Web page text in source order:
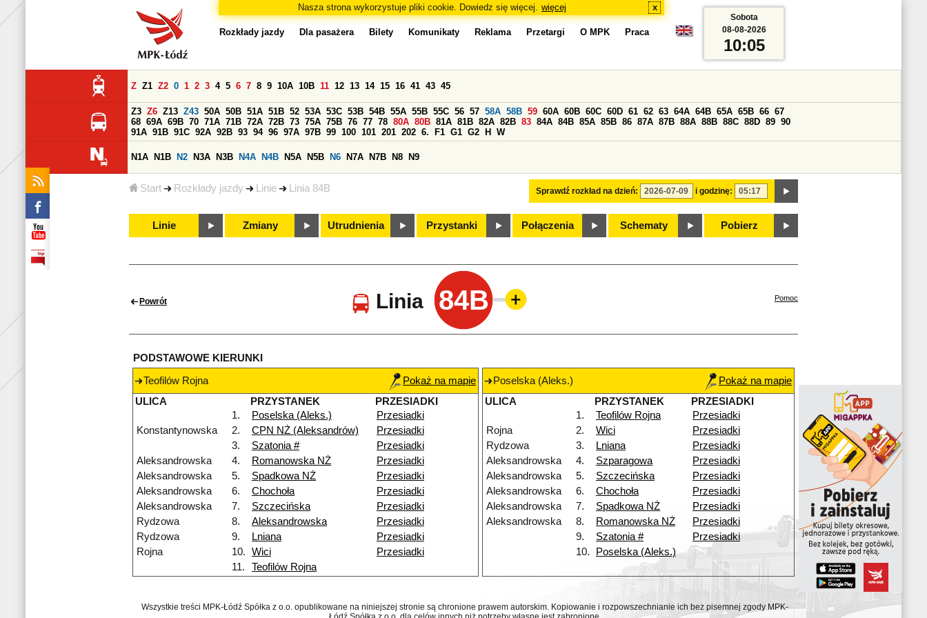
Nasza strona wykorzystuje pliki cookie. Dowiedz się więcej. więcej x
Start Rozkłady jazdy Linie Linia 84B
Rozkłady jazdy Dla pasażera Bilety Komunikaty Reklama Przetargi O MPK Praca
Sprawdź rozkład na dzień: i godzinę:
Z Z1 Z2 0 1 2 3 4 5 6 7 8 9 10A 10B 11 12 13 14 15 16 41 43 45
Z3 Z6 Z13 Z43 50A 50B 51A 51B 52 53A 53C 53B 54B 55A 55B 55C 56 57 58A 58B 59 60A 60B 60C 60D 61 62 63 64A 64B 65A 65B 66 67
68 69A 69B 70 71A 71B 72A 72B 73 75A 75B 76 77 78 80A 80B 81A 81B 82A 82B 83 84A 84B 85A 85B 86 87A 87B 88A 88B 88C 88D 89 90
91A 91B 91C 92A 92B 93 94 96 97A 97B 99 100 101 201 202 6. F1 G1 G2 H W
N1A N1B N2 N3A N3B N4A N4B N5A N5B N6 N7A N7B N8 N9
Linie Zmiany Utrudnienia Przystanki Połączenia Schematy Pobierz
Sobota
08-08-2026
10:05
Powrót Linia 84B Pomoc
PODSTAWOWE KIERUNKI
Teofilów Rojna
Pokaż na mapie
ULICA
PRZYSTANEK
PRZESIADKI
1.
Poselska (Aleks.)
Przesiadki
Konstantynowska
2. CPN NŻ (Aleksandrów)
Przesiadki
3.
Szatonia #
Przesiadki
Aleksandrowska
4. Romanowska NŻ
Przesiadki
Aleksandrowska
5. Spadkowa NŻ
Przesiadki
Aleksandrowska
6. Chochoła
Przesiadki
Aleksandrowska
7. Szczecińska
Przesiadki
Rydzowa
8. Aleksandrowska
Przesiadki
Rydzowa
9. Lniana
Przesiadki
Rojna
10. Wici
Przesiadki
11.
Teofilów Rojna
Poselska (Aleks.)
Pokaż na mapie
ULICA
PRZYSTANEK
PRZESIADKI
1.
Teofilów Rojna
Przesiadki
Rojna
2. Wici
Przesiadki
Rydzowa
3. Lniana
Przesiadki
Aleksandrowska
4. Szparagowa
Przesiadki
Aleksandrowska
5. Szczecińska
Przesiadki
Aleksandrowska
6. Chochoła
Przesiadki
Aleksandrowska
7. Spadkowa NŻ
Przesiadki
Aleksandrowska
8. Romanowska NŻ
Przesiadki
9.
Szatonia #
Przesiadki
10.
Poselska (Aleks.)
Wszystkie treści MPK-Łódź Spółka z o.o. opublikowane na niniejszej stronie są chronione prawem autorskim. Kopiowanie i rozpowszechnianie ich bez pisemnej zgody MPK-